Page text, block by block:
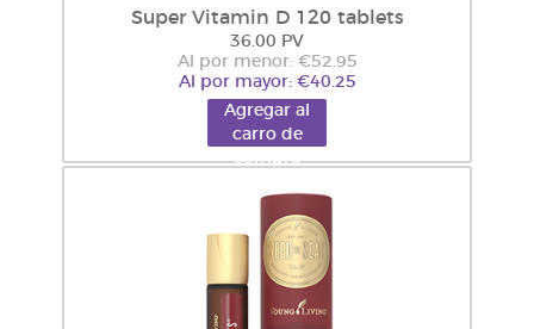
Super Vitamin D 120 tablets
36.00 PV
Al por menor: €52.95
Al por mayor: €40.25
Agregar al
carro de
compra